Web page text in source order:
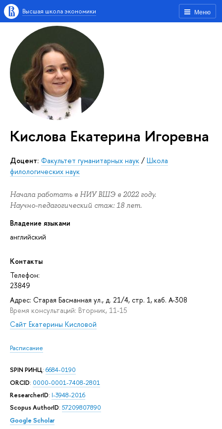
Меню
Высшая школа экономики
Кислова Екатерина Игоревна
Доцент: Факультет гуманитарных наук / Школа
филологических наук
Начала работать в НИУ ВШЭ в 2022 году.
Научно-педагогический стаж: 18 лет.
Владение языками
английский
Контакты
Телефон:
23849
Адрес: Старая Басманная ул., д. 21/4, стр. 1, каб. А-308
Время консультаций: Вторник, 11-15
Сайт Екатерины Кисловой
Расписание
SPIN РИНЦ: 6684-0190
ORCID: 0000-0001-7408-2801
ResearcherID: I-3948-2016
Scopus AuthorID: 57209807890
Google Scholar